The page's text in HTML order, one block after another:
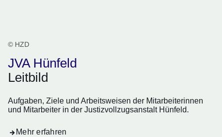
© HZD
JVA Hünfeld
Leitbild
Aufgaben, Ziele und Arbeitsweisen der Mitarbeiterinnen
und Mitarbeiter in der Justizvollzugsanstalt Hünfeld.
Mehr erfahren